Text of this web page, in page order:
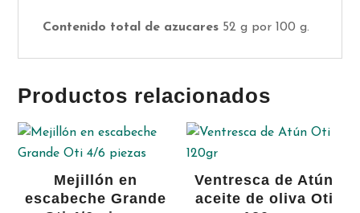
Contenido total de azucares 52 g por 100 g.
Productos relacionados
Mejillón en
escabeche Grande
Ventresca de Atún
aceite de oliva Oti